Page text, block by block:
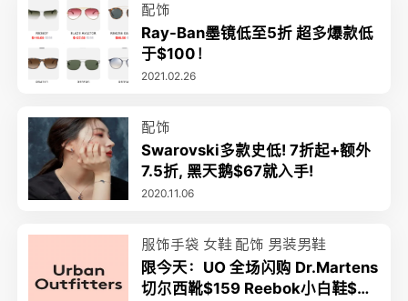
配饰
Ray-Ban墨镜低至5折 超多爆款低
于$100！
2021.02.26
配饰
Swarovski多款史低! 7折起+额外
7.5折, 黑天鹅$67就入手!
2020.11.06
服饰手袋 女鞋 配饰 男装男鞋
限今天：UO 全场闪购 Dr.Martens
切尔西靴$159 Reebok小白鞋$27